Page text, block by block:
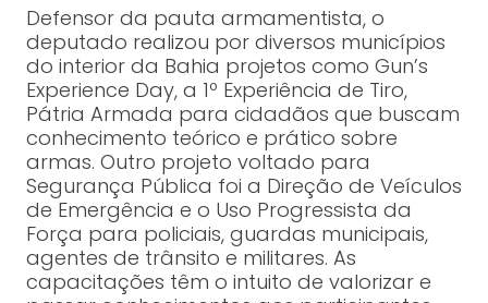
Defensor da pauta armamentista, o
deputado realizou por diversos municípios
do interior da Bahia projetos como Gun’s
Experience Day, a 1º Experiência de Tiro,
Pátria Armada para cidadãos que buscam
conhecimento teórico e prático sobre
armas. Outro projeto voltado para
Segurança Pública foi a Direção de Veículos
de Emergência e o Uso Progressista da
Força para policiais, guardas municipais,
agentes de trânsito e militares. As
capacitações têm o intuito de valorizar e